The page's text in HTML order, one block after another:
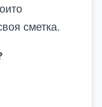
сметка.